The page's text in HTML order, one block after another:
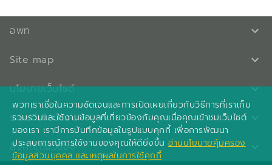
พวกเราเชื่อในความชัดเจนและการเปิดเผยเกี่ยวกับวิธีการที่เราเก็บ
รวบรวมและใช้งานข้อมูลที่เกี่ยวข้องกับคุณเมื่อคุณเข้าชมเว็บไซต์
ของเรา เรามีการบันทึกข้อมูลในรูปแบบคุกกี้ เพื่อการพัฒนา
ประสบการณ์การใช้งานของคุณให้ดียิ่งขึ้น อ่านนโยบายคุ้มครอง
ข้อมูลส่วนบุคคล และเหตุผลในการใช้คุกกี้
อพท
Site map
นโยบายเว็บไซต์
ระบบที่เกี่ยวข้อง
ลิงค์ที่เกี่ยวข้อง